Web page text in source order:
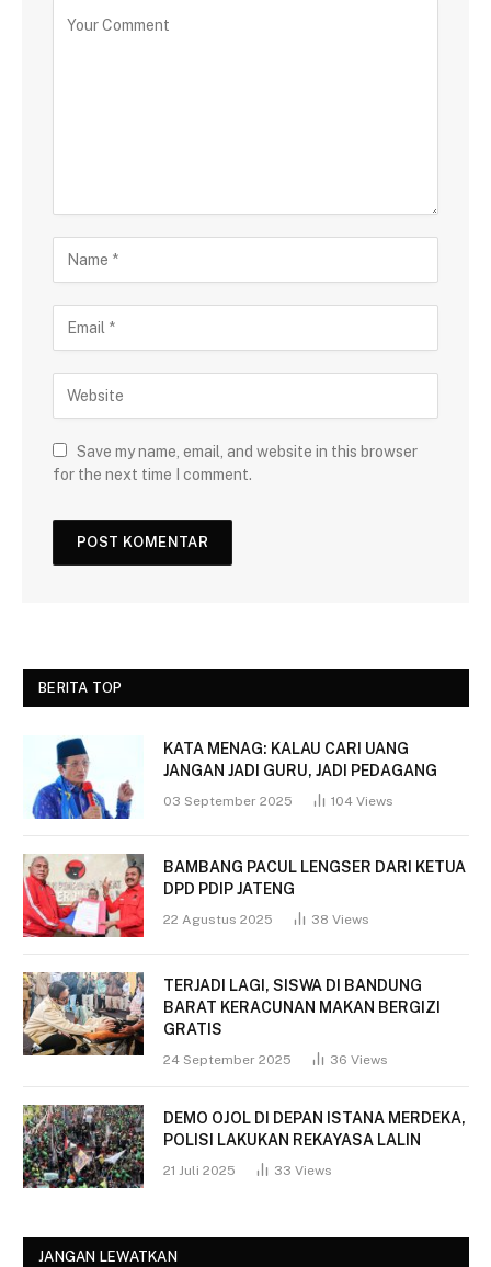
Save my name, email, and website in this browser
for the next time I comment.
BERITA TOP
KATA MENAG: KALAU CARI UANG
JANGAN JADI GURU, JADI PEDAGANG
03 September 2025 104 Views
BAMBANG PACUL LENGSER DARI KETUA
DPD PDIP JATENG
22 Agustus 2025 38 Views
TERJADI LAGI, SISWA DI BANDUNG
BARAT KERACUNAN MAKAN BERGIZI
GRATIS
24 September 2025 36 Views
DEMO OJOL DI DEPAN ISTANA MERDEKA,
POLISI LAKUKAN REKAYASA LALIN
21 Juli 2025 33 Views
JANGAN LEWATKAN